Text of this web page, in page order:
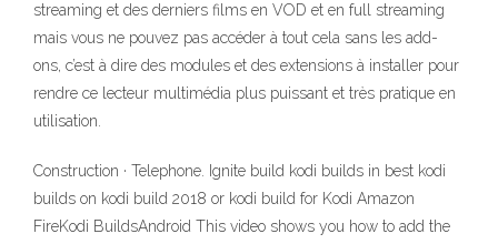
streaming et des derniers films en VOD et en full streaming
mais vous ne pouvez pas accéder à tout cela sans les add-
ons, c’est à dire des modules et des extensions à installer pour
rendre ce lecteur multimédia plus puissant et très pratique en
utilisation.
Construction · Telephone. Ignite build kodi builds in best kodi
builds on kodi build 2018 or kodi build for Kodi Amazon
FireKodi BuildsAndroid This video shows you how to add the